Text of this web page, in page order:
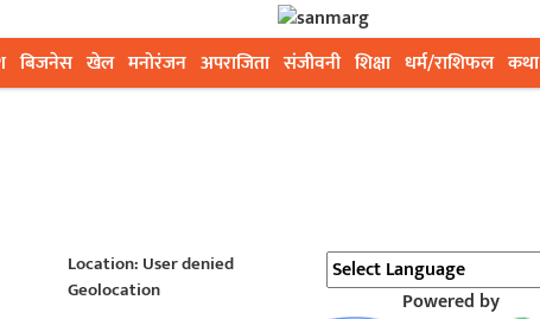
बिजनेस खेल मनोरंजन अपराजिता संजीवनी शिक्षा धर्म/राशिफल कथा
Location: User denied
Geolocation
Powered by